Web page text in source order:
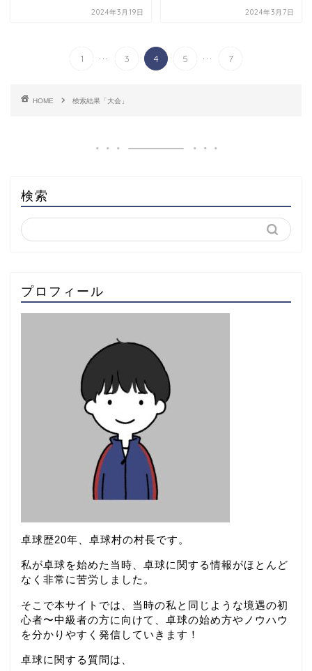
2024年3月19日 2024年3月7日
1 ... 3 4 5 ... 7
HOME 検索結果「大会」
検索
プロフィール
卓球歴20年、卓球村の村長です。
私が卓球を始めた当時、卓球に関する情報がほとんど
なく非常に苦労しました。
そこで本サイトでは、当時の私と同じような境遇の初
心者〜中級者の方に向けて、卓球の始め方やノウハウ
を分かりやすく発信していきます！
卓球に関する質問は、